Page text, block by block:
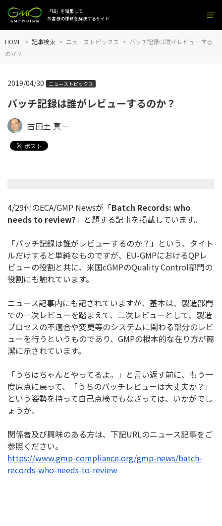
「知」を結集して
お客様の課題を解決するサイト
HOME 記事検索 ニューストピックス
バッチ記録は誰がレビューする
のか？
バッチ記録は誰がレビューするのか？
2019/04/30 ニューストピックス
古田土 真一
4/29付のECA/GMP Newsが「Batch Records: who
needs to review? 」と題する記事を掲載しています。
「バッチ記録は誰がレビューするのか？」という、 タイト
ルだけすると単純なものですが、EU-GMPにおけるQPレ
ビューの役割と共に、米国cGMPのQuality Control部門の
役割にも触れています。
ニュース記事内にも記されていますが、基本は、 製造部門
での一次レビューを踏まえて、二次レビューとして、 製造
ブロセスの不適合や変更等のシステムに関わる部分のレビ
ューを行うというものであり、GMPの根本的な在り方が簡
潔に示されています。
「うちはちゃんとやってるよ。」と言い返す前に、 もう一
度原点に戻って、「うちのバッチレビューは大丈夫か？」
という姿勢を持って自己点検でもなさっては、いかがでし
ょうか。
関係者及び興味のある方は、下記URLのニュース記事をご
参照く ださい。
https://www.gmp-compliance.org/gmp-news/batch-
records-who-needs-to-review